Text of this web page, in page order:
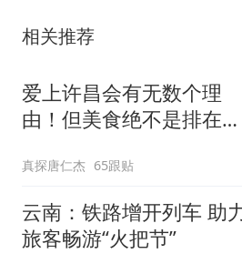
相关推荐
爱上许昌会有无数个理
由！但美食绝不是排在第
真探唐仁杰 65跟贴
云南：铁路增开列车 助
旅客畅游“火把节”